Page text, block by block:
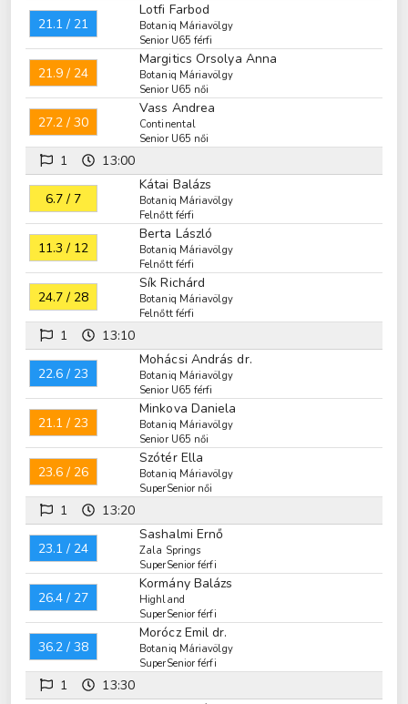
21.1 / 21
Lotfi Farbod
Botaniq Máriavölgy
Senior U65 férfi
21.9 / 24
Margitics Orsolya Anna
Botaniq Máriavölgy
Senior U65 női
27.2 / 30
Vass Andrea
Continental
Senior U65 női
1 13:00
6.7 / 7
Kátai Balázs
Botaniq Máriavölgy
Felnőtt férfi
11.3 / 12
Berta László
Botaniq Máriavölgy
Felnőtt férfi
24.7 / 28
Sík Richárd
Botaniq Máriavölgy
Felnőtt férfi
1 13:10
22.6 / 23
Mohácsi András dr.
Botaniq Máriavölgy
Senior U65 férfi
21.1 / 23
Minkova Daniela
Botaniq Máriavölgy
Senior U65 női
23.6 / 26
Szótér Ella
Botaniq Máriavölgy
SuperSenior női
1 13:20
23.1 / 24
Sashalmi Ernő
Zala Springs
SuperSenior férfi
26.4 / 27
Kormány Balázs
Highland
SuperSenior férfi
36.2 / 38
Morócz Emil dr.
Botaniq Máriavölgy
SuperSenior férfi
1
13:30